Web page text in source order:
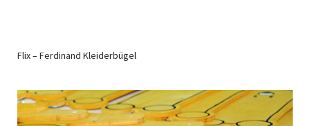
Flix – Ferdinand Kleiderbügel